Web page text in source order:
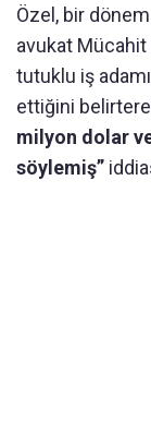
Özel, bir
avukat Mücahit
tutuklu iş
ettiğini
milyon dolar
söylemiş”